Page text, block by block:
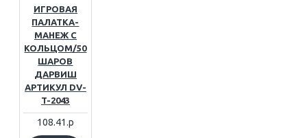
ИГРОВАЯ
ПАЛАТКА-
МАНЕЖ С
КОЛЬЦОМ/50
ШАРОВ
ДАРВИШ
АРТИКУЛ DV-
T-2043
108.41.р